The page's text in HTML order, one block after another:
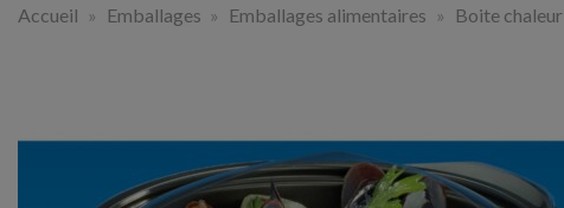
Accueil » Emballages » Emballages alimentaires » Boite chaleur